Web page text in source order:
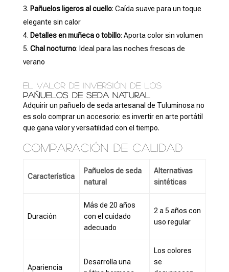
Pañuelos ligeros al cuello: Caída suave para un toque
elegante sin calor
Detalles en muñeca o tobillo: Aporta color sin volumen
Chal nocturno: Ideal para las noches frescas de
verano
El valor de inversión de los
pañuelos de seda natural
Adquirir un pañuelo de seda artesanal de Tuluminosa no
es solo comprar un accesorio: es invertir en arte portátil
que gana valor y versatilidad con el tiempo.
Comparación de calidad
Característica
Pañuelos de seda
natural
Alternativas
sintéticas
Duración
Más de 20 años
con el cuidado
adecuado
2 a 5 años con
uso regular
Apariencia
Desarrolla una
Los colores
se